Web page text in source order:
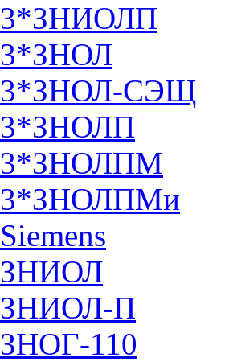
3*ЗНИОЛП
3*ЗНОЛ
3*ЗНОЛ-СЭЩ
3*ЗНОЛП
3*ЗНОЛПМ
3*ЗНОЛПМи
Siemens
ЗНИОЛ
ЗНИОЛ-П
ЗНОГ-110